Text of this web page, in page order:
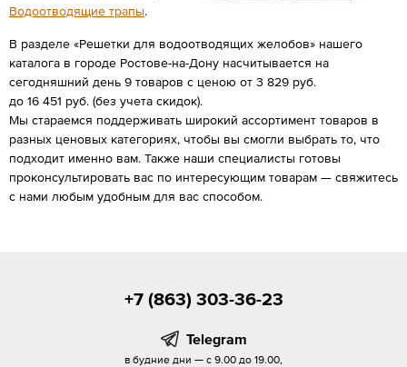
Водоотводящие трапы.
В разделе «Решетки для водоотводящих желобов» нашего
каталога в городе Ростове-на-Дону насчитывается на
сегодняшний день 9 товаров с ценою от 3 829 руб.
до 16 451 руб. (без учета скидок).
Мы стараемся поддерживать широкий ассортимент товаров в
разных ценовых категориях, чтобы вы смогли выбрать то, что
подходит именно вам. Также наши специалисты готовы
проконсультировать вас по интересующим товарам — свяжитесь
с нами любым удобным для вас способом.
+7 (863) 303-36-23
Telegram
в будние дни — с 9.00 до 19.00,